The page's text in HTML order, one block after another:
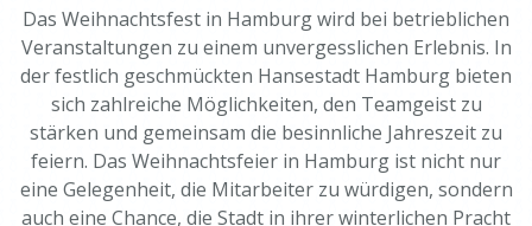
Das Weihnachtsfest in Hamburg wird bei betrieblichen
Veranstaltungen zu einem unvergesslichen Erlebnis. In
der festlich geschmückten Hansestadt Hamburg bieten
sich zahlreiche Möglichkeiten, den Teamgeist zu
stärken und gemeinsam die besinnliche Jahreszeit zu
feiern. Das Weihnachtsfeier in Hamburg ist nicht nur
eine Gelegenheit, die Mitarbeiter zu würdigen, sondern
auch eine Chance, die Stadt in ihrer winterlichen Pracht